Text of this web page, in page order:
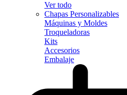
Ver todo
Chapas Personalizables
Máquinas y Moldes
Troqueladoras
Kits
Accesorios
Embalaje